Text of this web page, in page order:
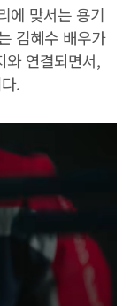
에 맞서는 용기
김혜수 배우가
와 연결되면서,
.